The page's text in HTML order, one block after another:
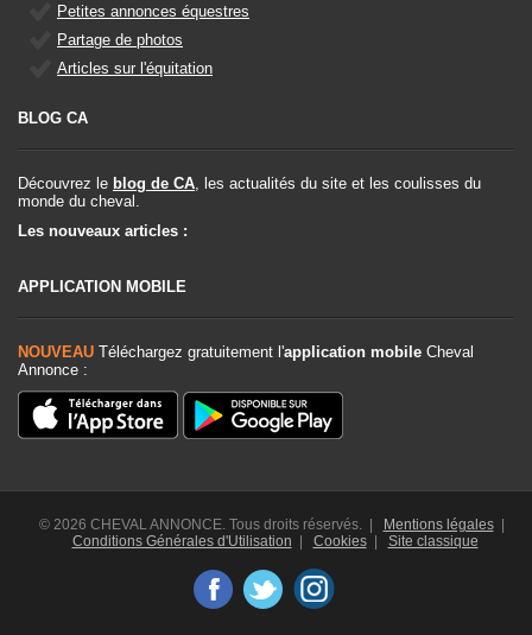
Petites annonces équestres
Partage de photos
Articles sur l'équitation
BLOG CA
Découvrez le blog de CA , les actualités du site et les coulisses du
monde du cheval.
Les nouveaux articles :
APPLICATION MOBILE
NOUVEAU Téléchargez gratuitement l'application mobile Cheval
Annonce :
© 2026 CHEVAL ANNONCE. Tous droits réservés. | Mentions légales|
Conditions Générales d'Utilisation | Cookies| Site classique